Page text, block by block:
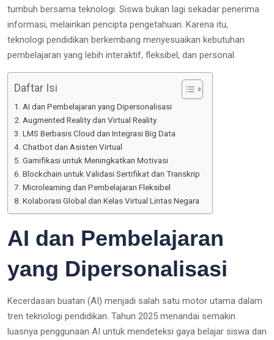
tumbuh bersama teknologi. Siswa bukan lagi sekadar penerima
informasi, melainkan pencipta pengetahuan. Karena itu,
teknologi pendidikan berkembang menyesuaikan kebutuhan
pembelajaran yang lebih interaktif, fleksibel, dan personal.
Daftar Isi
AI dan Pembelajaran yang Dipersonalisasi
Augmented Reality dan Virtual Reality
LMS Berbasis Cloud dan Integrasi Big Data
Chatbot dan Asisten Virtual
Gamifikasi untuk Meningkatkan Motivasi
Blockchain untuk Validasi Sertifikat dan Transkrip
Microlearning dan Pembelajaran Fleksibel
Kolaborasi Global dan Kelas Virtual Lintas Negara
AI dan Pembelajaran
yang Dipersonalisasi
Kecerdasan buatan (AI) menjadi salah satu motor utama dalam
tren teknologi pendidikan. Tahun 2025 menandai semakin
luasnya penggunaan AI untuk mendeteksi gaya belajar siswa dan